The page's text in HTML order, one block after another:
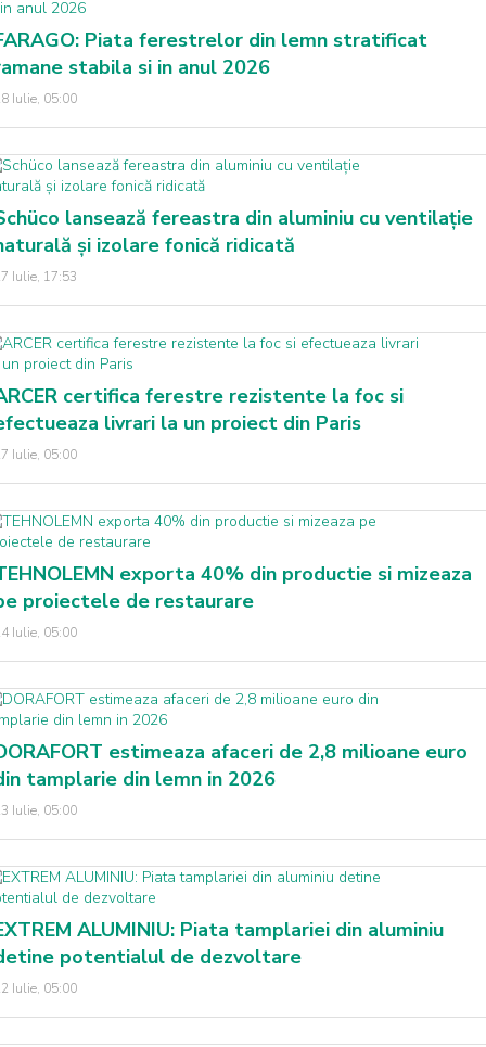
Piata ferestrelor din lemn stratificat
stabila si in anul 2026
Iulie, 05:00
lansează fereastra din aluminiu cu ventilație
și izolare fonică ridicată
Iulie, 17:53
certifica ferestre rezistente la foc si
livrari la un proiect din Paris
Iulie, 05:00
exporta 40% din productie si mizeaza
proiectele de restaurare
Iulie, 05:00
estimeaza afaceri de 2,8 milioane euro
tamplarie din lemn in 2026
Iulie, 05:00
ALUMINIU: Piata tamplariei din aluminiu
potentialul de dezvoltare
Iulie, 05:00